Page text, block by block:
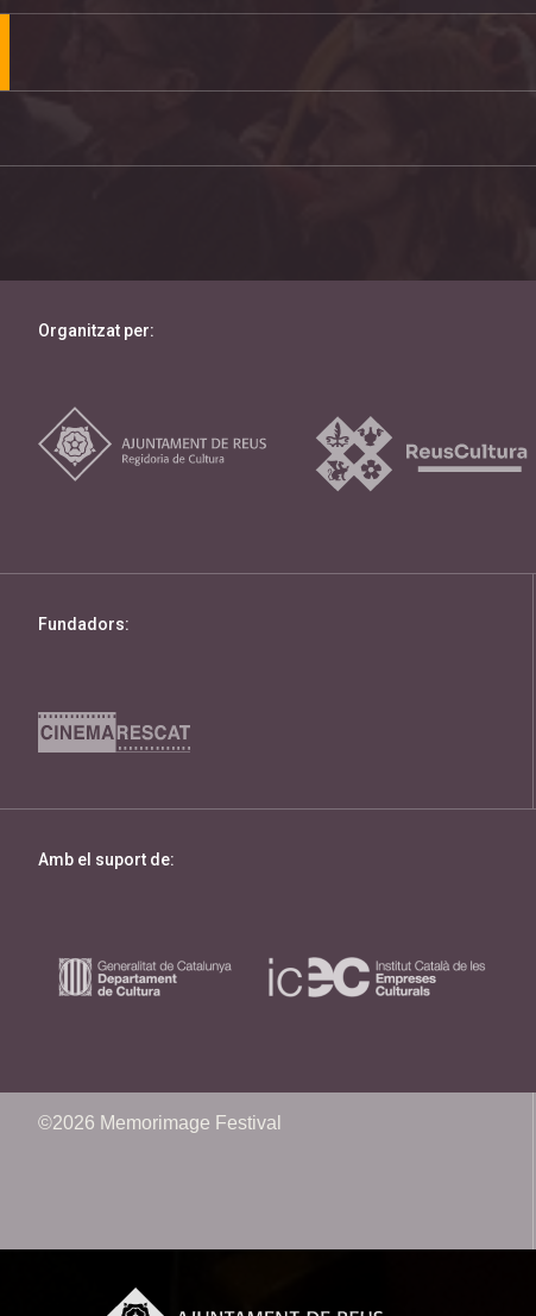
Organitzat per:
Fundadors:
Amb el suport de:
©2026 Memorimage Festival